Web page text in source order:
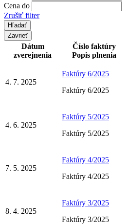
Cena do
Zrušiť filter
Zavrieť
Dátum
zverejnenia
Číslo faktúry
Popis plnenia
4. 7. 2025
Faktúry 6/2025
Faktúry 6/2025
4. 6. 2025
Faktúry 5/2025
Faktúry 5/2025
7. 5. 2025
Faktúry 4/2025
Faktúry 4/2025
8. 4. 2025
Faktúry 3/2025
Faktúry 3/2025